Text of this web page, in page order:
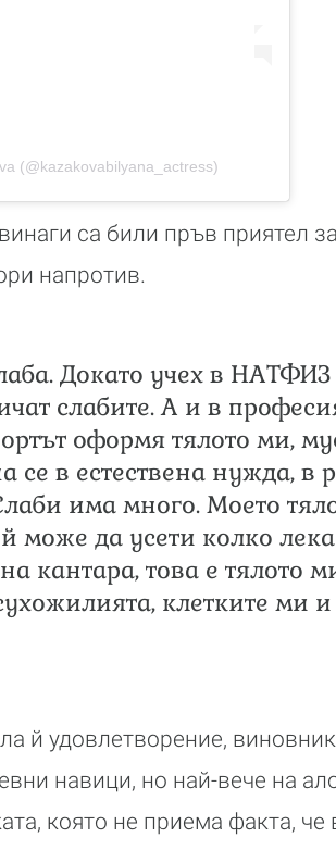
(@kazakovabilyana_actress)
са били пръв приятел
напротив.
Докато учех в НАТФИЗ
слабите. А и в
оформя тялото ми,
се в естествена нужда, в
има много. Моето
може да усети колко
кантара, това е тялото
клетките ми
й удовлетворение,
навици, но най-вече на
която не приема факта,